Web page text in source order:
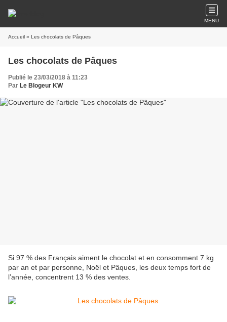
MENU
Accueil » Les chocolats de Pâques
Les chocolats de Pâques
Publié le 23/03/2018 à 11:23
Par Le Blogeur KW
Si 97 % des Français aiment le chocolat et en consomment 7 kg
par an et par personne, Noël et Pâques, les deux temps fort de
l’année, concentrent 13 % des ventes.